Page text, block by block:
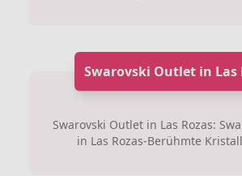
Swarovski Outlet in Las
Swarovski Outlet in Las Rozas:
in Las Rozas-Berühmte